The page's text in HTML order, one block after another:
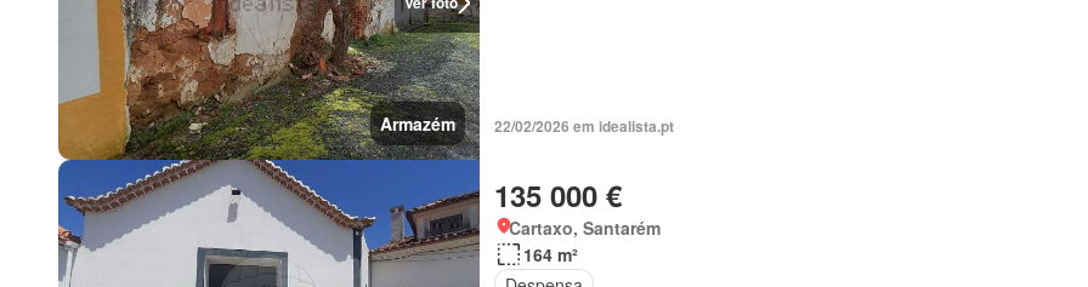
Armazém 22/02/2026 em idealista.pt
135 000 €
Cartaxo, Santarém
164 m²